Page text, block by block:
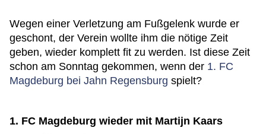
Wegen einer Verletzung am Fußgelenk wurde er
geschont, der Verein wollte ihm die nötige Zeit
geben, wieder komplett fit zu werden. Ist diese Zeit
schon am Sonntag gekommen, wenn der 1. FC
Magdeburg bei Jahn Regensburg spielt?
1. FC Magdeburg wieder mit Martijn Kaars